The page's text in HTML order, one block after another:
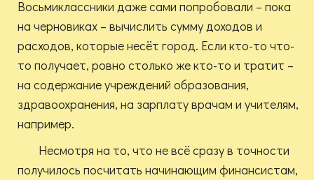
Восьмиклассники даже сами попробовали – пока
на черновиках – вычислить сумму доходов и
расходов, которые несёт город. Если кто-то что-
то получает, ровно столько же кто-то и тратит –
на содержание учреждений образования,
здравоохранения, на зарплату врачам и учителям,
например.
Несмотря на то, что не всё сразу в точности
получилось посчитать начинающим финансистам,